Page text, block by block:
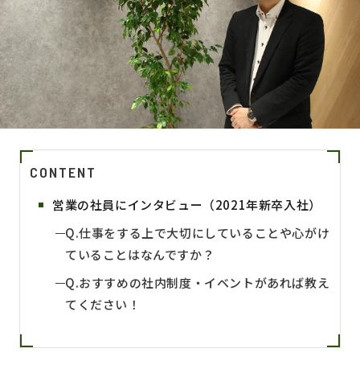
CONTENT
営業の社員にインタビュー（2021年新卒入社）
Q.仕事をする上で大切にしていることや心がけ
ていることはなんですか？
Q.おすすめの社内制度・イベントがあれば教え
てください！